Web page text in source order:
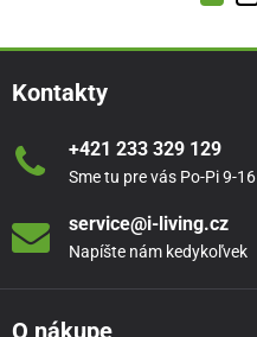
Kontakty
+421 233 329 129
Sme tu pre vás Po-Pi 9-16
service@i-living.cz
Napíšte nám kedykoľvek
O nákupe